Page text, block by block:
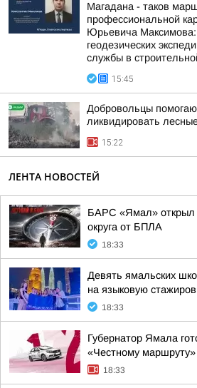
Магадана - таков
профессиональной
Юрьевича Максимова:
геодезических
службы в
15:45
Добровольцы
ликвидировать
15:22
ЛЕНТА НОВОСТЕЙ
БАРС «Ямал» открыл
округа от БПЛА
18:33
Девять ямальских
на языковую
18:33
Губернатор Ямала
«Честному маршруту»
18:33